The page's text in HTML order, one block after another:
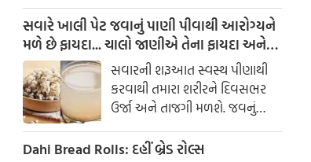
માત્ર સ્વાદિષ્ટ જ નથી પણ તમારા
સ્વાસ્થ્ય માટે અતિ ફાયદાકારક પણ
સવારે ખાલી પેટ જવાનું પાણી પીવાથી આરોગ્યને
મળે છે ફાયદા... ચાલો જાણીએ તેના ફાયદા અને
ઉપયોગ કરવાની યોગ્ય રીતસવારની શરૂઆત સ્વસ્થ પીણાથી
કરવાથી તમારા શરીરને દિવસભર
ઉર્જા અને તાજગી મળશે. જવનું
પાણી એક ઉત્તમ ઘરેલું ઉપાય
માનવામાં આવે છે, જે ખાસ કરીને
Dahi Bread Rolls: દહીં બ્રેડ રોલ્સ